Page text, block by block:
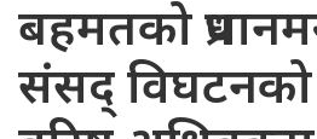
बहमतको
संसद्